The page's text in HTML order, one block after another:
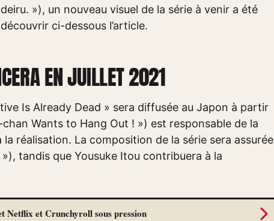
»), un nouveau visuel de la série à venir a été
ci-dessous l’article.
EN JUILLET 2021
Is Already Dead » sera diffusée au Japon à partir
Wants to Hang Out ! ») est responsable de la
réalisation. La composition de la série sera assurée
tandis que Yousuke Itou contribuera à la
Netflix et Crunchyroll sous pression